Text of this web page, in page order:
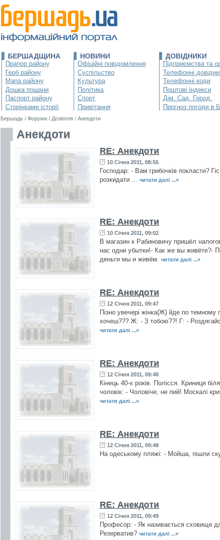
БЕРШАДЩИНА
Прапор району
Герб району
Мапа району
Дошка пошани
Паспорт району
Сторінками історії
НОВИНИ
Офіційні повідомлення
Суспільство
Культура
Політика
Спорт
Привітання
ДОВІДНИКИ
Підприємства та
Телефонні
Телефонні коди
Поштові індекси
Дім. Сад. Город.
Прогноз погоди в
Бершадь / Форуми / Дозвілля / Анекдоти
Анекдоти
RE: Анекдоти
10 Січня 2011, 08:55
Господар: - Вам грибочків покласти?
розкидати ... читати далі ...»
RE: Анекдоти
10 Січня 2011, 09:02
В магазин к Рабиновичу пришёл
нас одни убытки!- Как же вы живёте?-
деньги мы и живём. читати далі ...»
RE: Анекдоти
12 Січня 2011, 09:47
Пізно увечері жінка(Ж) йде по
хочеш??? Ж: - З тобою??! Г: -
читати далі ...»
RE: Анекдоти
12 Січня 2011, 09:48
Кінець 40-х років. Полісся. Криниця
чоловік: - Чоловіче, не пий! Москалі
читати далі ...»
RE: Анекдоти
12 Січня 2011, 09:48
На одеському пляжі: - Мойша, пішли
RE: Анекдоти
12 Січня 2011, 09:49
Професор: - Як називається сховище
Резерватив? читати далі ...»